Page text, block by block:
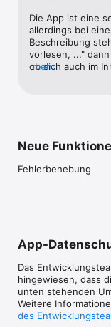
Diese App bietet
-  Interaktiven
frühkindlichen
Meilensteine für
- 5 spannende
- effektvolle Szenen
- einen Elternbereich
macht das
und Figuren, mit
können. Auch
zum Vorlesen und
"Lesestart - Drei
Die App ist eine
allerdings bei
Beschreibung
vorlesen, ..."
ob sich auch im
mehr
Neue
Fehlerbehebung
App-
Das
hingewiesen, dass
unten stehenden
Weitere
des